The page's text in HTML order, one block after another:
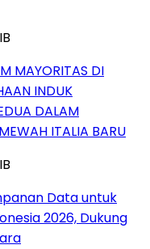
MAYORITAS DI
INDUK
DALAM
ITALIA BARU
Data untuk
2026, Dukung